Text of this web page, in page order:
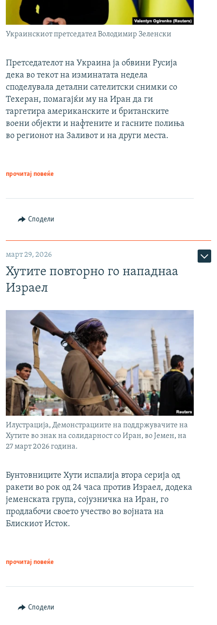
Украинскиот претседател Володимир Зеленски
Претседателот на Украина ја обвини Русија
дека во текот на изминатата недела
споделувала детални сателитски снимки со
Техеран, помагајќи му на Иран да ги
таргетира американските и британските
воени објекти и нафтените и гасните полиња
во регионот на Заливот и на други места.
прочитај повеќе
Сподели
март 29, 2026
Хутите повторно го нападнаа
Израел
Илустрација, Демонстрациите на поддржувачите на
Хутите во знак на солидарност со Иран, во Јемен, на
27 март 2026 година.
Бунтовниците Хути испалија втора серија од
ракети во рок од 24 часа против Израел, додека
јеменската група, сојузничка на Иран, го
продлабочи своето учество во војната на
Блискиот Исток.
прочитај повеќе
Сподели